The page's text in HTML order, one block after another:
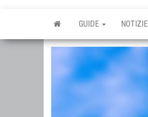
GUIDE NOTIZIE